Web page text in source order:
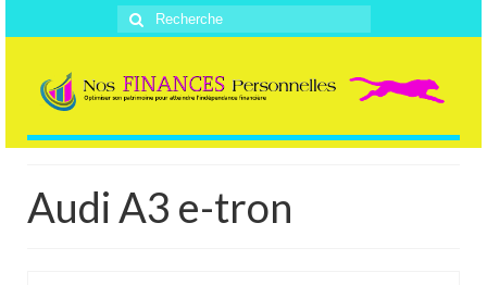
Rechercher
:
Audi A3 e-tron